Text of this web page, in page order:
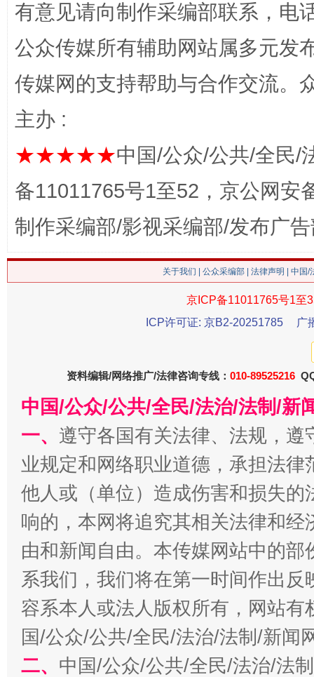
网上购药对药下症？
这是一记警钟！ 谢
在谋一域中谋全局
今
魏明亮
有意见请向制作采编部联系，电
公众传媒所有辅助网站属多元发
传媒网的支持帮助与合作交流。
主办 :
★★★★★中国/公众/公共/全民/
备11011765号1至52，京公网安
制作采编部/影视采编部/发布广
关于我们 公众采编部 法律声明 | 中国
京ICP备11011765号1至
ICP许可证: 京B2-20251785
广
资料编辑/网络推广/法律咨询专线： 010-89525216
中国/公众/公共/全民/法治/法制/新
一、 遵守各国有关法律、法规，
业规定和网络职业道德，承担法
他人或（单位）造成伤害和损失
响的，本网将追究其相关法律和
由和新闻自由。本传媒网站中的
系我们，我们将在第一时间作出
容系本人或法人版权所有，网站
国/公众/公共/全民/法治/法制/新闻
二、 中国/公众/公共/全民/法治/法